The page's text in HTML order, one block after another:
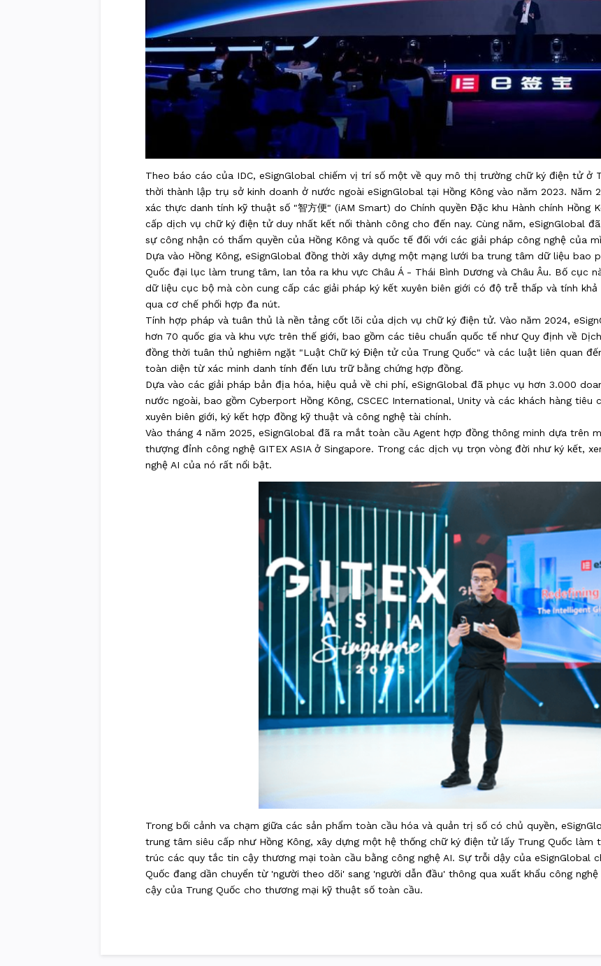
Theo báo cáo của IDC, eSignGlobal chiếm vị trí số một về quy mô thị trường chữ ký điện tử ở
thời thành lập trụ sở kinh doanh ở nước ngoài eSignGlobal tại Hồng Kông vào năm 2023. Năm
xác thực danh tính kỹ thuật số "智方便" (iAM Smart) do Chính quyền Đặc khu Hành chính
cấp dịch vụ chữ ký điện tử duy nhất kết nối thành công cho đến nay. Cùng năm, eSignGlobal
sự công nhận có thẩm quyền của Hồng Kông và quốc tế đối với các giải pháp công nghệ của
Dựa vào Hồng Kông, eSignGlobal đồng thời xây dựng một mạng lưới ba trung tâm dữ liệu bao
Quốc đại lục làm trung tâm, lan tỏa ra khu vực Châu Á - Thái Bình Dương và Châu Âu. Bố cục
dữ liệu cục bộ mà còn cung cấp các giải pháp ký kết xuyên biên giới có độ trễ thấp và tính
qua cơ chế phối hợp đa nút.
Tính hợp pháp và tuân thủ là nền tảng cốt lõi của dịch vụ chữ ký điện tử. Vào năm 2024,
hơn 70 quốc gia và khu vực trên thế giới, bao gồm các tiêu chuẩn quốc tế như Quy định về
đồng thời tuân thủ nghiêm ngặt "Luật Chữ ký Điện tử của Trung Quốc" và các luật liên quan
toàn diện từ xác minh danh tính đến lưu trữ bằng chứng hợp đồng.
Dựa vào các giải pháp bản địa hóa, hiệu quả về chi phí, eSignGlobal đã phục vụ hơn 3.000
nước ngoài, bao gồm Cyberport Hồng Kông, CSCEC International, Unity và các khách hàng
xuyên biên giới, ký kết hợp đồng kỹ thuật và công nghệ tài chính.
Vào tháng 4 năm 2025, eSignGlobal đã ra mắt toàn cầu Agent hợp đồng thông minh dựa trên
thượng đỉnh công nghệ GITEX ASIA ở Singapore. Trong các dịch vụ trọn vòng đời như ký kết,
nghệ AI của nó rất nổi bật.
Trong bối cảnh va chạm giữa các sản phẩm toàn cầu hóa và quản trị số có chủ quyền,
trung tâm siêu cấp như Hồng Kông, xây dựng một hệ thống chữ ký điện tử lấy Trung Quốc
trúc các quy tắc tin cậy thương mại toàn cầu bằng công nghệ AI. Sự trỗi dậy của eSignGlobal
Quốc đang dần chuyển từ 'người theo dõi' sang 'người dẫn đầu' thông qua xuất khẩu công
cậy của Trung Quốc cho thương mại kỹ thuật số toàn cầu.